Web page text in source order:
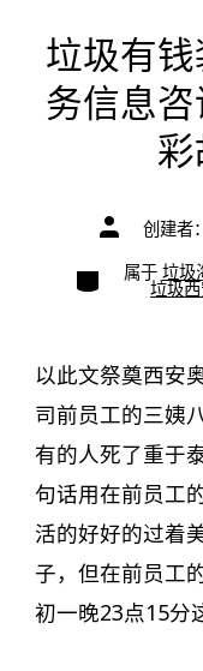
垃圾有
务信息
文
章
者
创建者：
类
别
属于 垃圾
垃圾
以此文祭奠西安
司前员工的三姨
有的人死了重于
句话用在前员工
活的好好的过着
子，但在前员工
初一晚23点15